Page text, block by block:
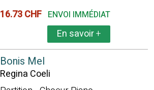
16.73 CHF ENVOI IMMÉDIAT
En savoir+
Bonis Mel
Regina Coeli